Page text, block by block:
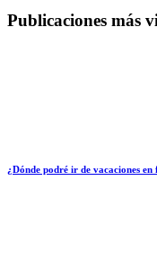
Publicaciones más
¿Dónde podré ir de vacaciones en